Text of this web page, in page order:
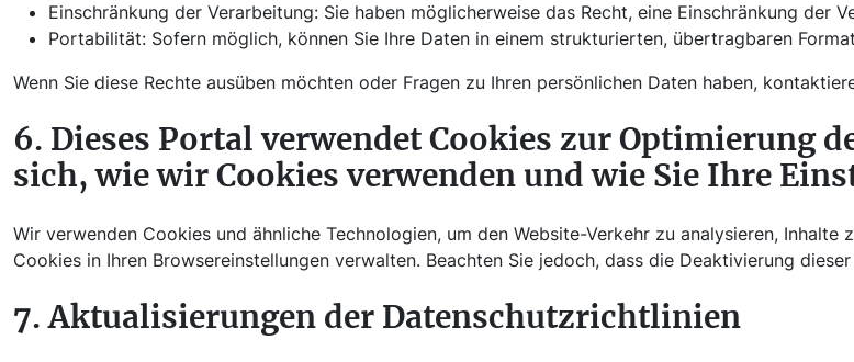
Einschränkung der Verarbeitung: Sie haben möglicherweise das Recht, eine Einschränkung der
Portabilität: Sofern möglich, können Sie Ihre Daten in einem strukturierten, übertragbaren
Wenn Sie diese Rechte ausüben möchten oder Fragen zu Ihren persönlichen Daten haben,
6. Dieses Portal verwendet Cookies zur Optimierung
sich, wie wir Cookies verwenden und wie Sie Ihre
Wir verwenden Cookies und ähnliche Technologien, um den Website-Verkehr zu analysieren,
Cookies in Ihren Browsereinstellungen verwalten. Beachten Sie jedoch, dass die Deaktivierung
7. Aktualisierungen der Datenschutzrichtlinien